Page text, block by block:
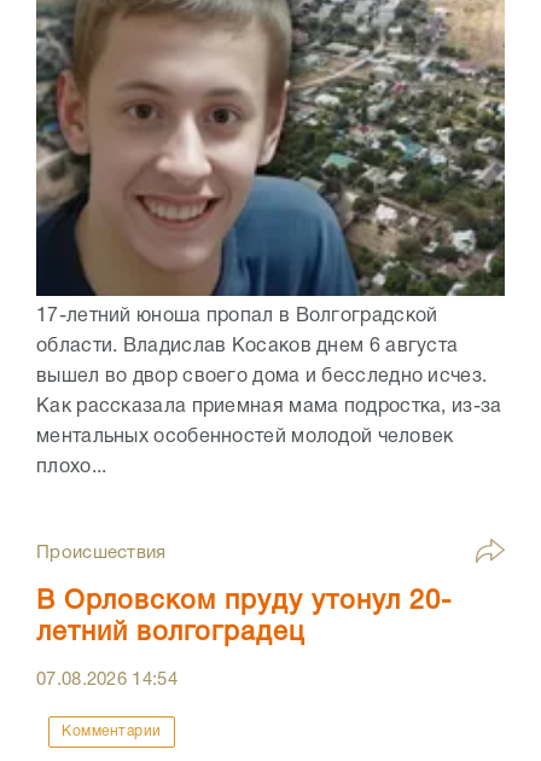
17-летний юноша пропал в Волгоградской
области. Владислав Косаков днем 6 августа
вышел во двор своего дома и бесследно исчез.
Как рассказала приемная мама подростка, из-за
ментальных особенностей молодой человек
плохо...
Происшествия
В Орловском пруду утонул 20-
летний волгоградец
07.08.2026 14:54
Комментарии